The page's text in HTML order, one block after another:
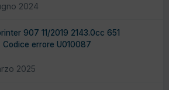
2024
907 11/2019 2143.0cc 651
Codice errore U010087
2025